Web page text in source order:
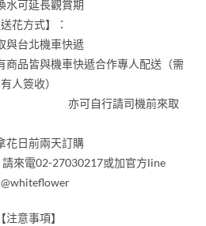
水可延長觀賞期
送花方式】：
與台北機車快遞
商品皆與機車快遞合作專人配送（需
有人簽收）
司機前來取
花日前兩天訂購
來電02-27030217或加官方line
【注意事項】